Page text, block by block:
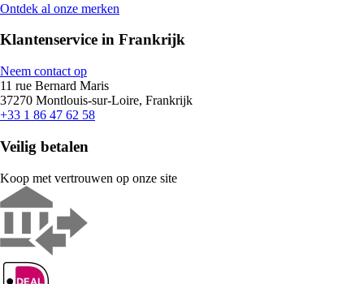
Ontdek al onze merken
Klantenservice in Frankrijk
Neem contact op
11 rue Bernard Maris
37270 Montlouis-sur-Loire, Frankrijk
+33 1 86 47 62 58
Veilig betalen
Koop met vertrouwen op onze site